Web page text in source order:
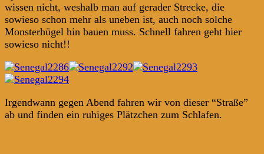
wissen nicht, weshalb man auf gerader Strecke, die
sowieso schon mehr als uneben ist, auch noch solche
Monsterhügel hin bauen muss. Schnell fahren geht hier
sowieso nicht!!
Irgendwann gegen Abend fahren wir von dieser “Straße”
ab und finden ein ruhiges Plätzchen zum Schlafen.